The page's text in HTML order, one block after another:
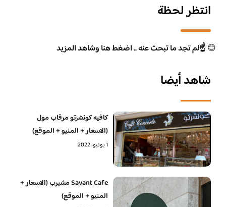
انتظر لحظة
😊☝️لم تجد ما تبحث عنه .. اضغط هنا وشاهد المزيد
شاهد أيضا
كافيه كونشرتو مرقاب مول
(الاسعار + المنيو + الموقع)
1 يونيو، 2022
Savant Cafe مشيرب (الاسعار +
المنيو + الموقع)